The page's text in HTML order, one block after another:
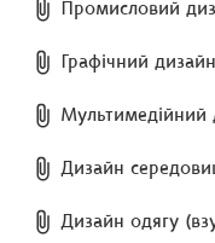
Промисловий
Графічний дизайн
Мультимедійний
Дизайн
Дизайн одягу